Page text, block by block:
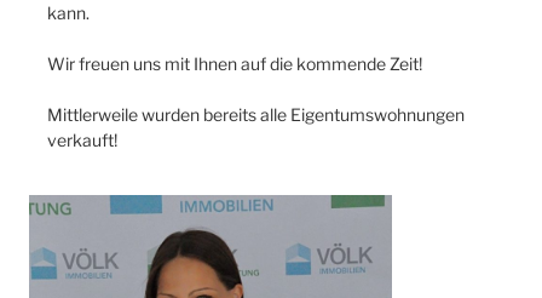
kann.
Wir freuen uns mit Ihnen auf die kommende Zeit!
Mittlerweile wurden bereits alle Eigentumswohnungen
verkauft!